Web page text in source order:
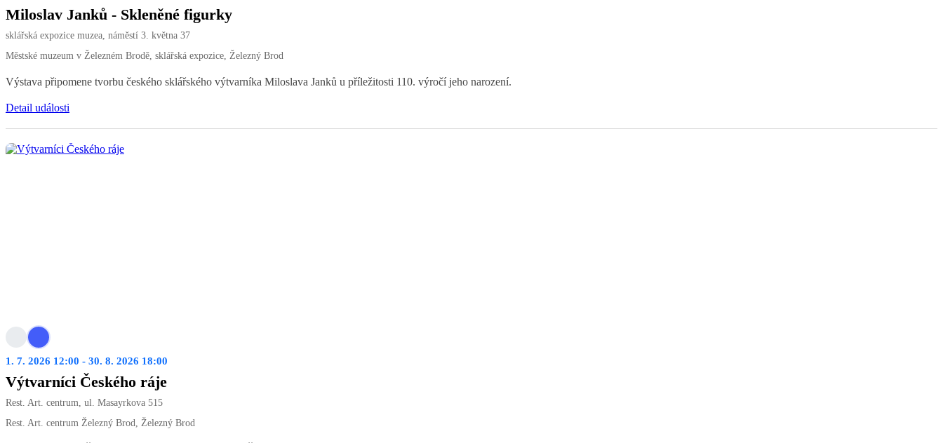
Miloslav Janků - Skleněné figurky
sklářská expozice muzea, náměstí 3. května 37
Městské muzeum v Železném Brodě, sklářská expozice, Železný Brod
Výstava připomene tvorbu českého sklářského výtvarníka Miloslava Janků u příležitosti 110. výročí jeho narození.
Detail události
1. 7. 2026 12:00 - 30. 8. 2026 18:00
Výtvarníci Českého ráje
Rest. Art. centrum, ul. Masayrkova 515
Rest. Art. centrum Železný Brod, Železný Brod